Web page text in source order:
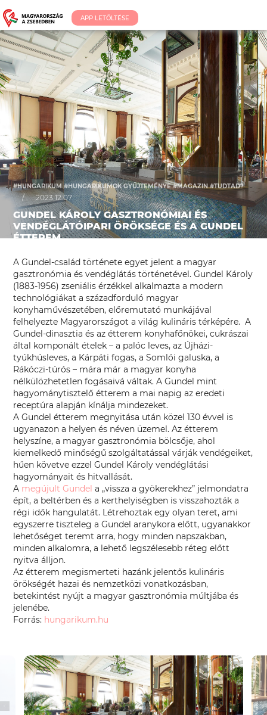
APP LETÖLTÉSE
#HUNGARIKUM #HUNGARIKUMOK GYŰJTEMÉNYE #MAGAZIN #TUDTAD?
/ 2023.12.07.
GUNDEL KÁROLY GASZTRONÓMIAI ÉS
VENDÉGLÁTÓIPARI ÖRÖKSÉGE ÉS A GUNDEL
ÉTTEREM
A Gundel-család története egyet jelent a magyar
gasztronómia és vendéglátás történetével. Gundel Károly
(1883-1956) zseniális érzékkel alkalmazta a modern
technológiákat a századforduló magyar
konyhaművészetében, előremutató munkájával
felhelyezte Magyarországot a világ kulináris térképére. A
Gundel-dinasztia és az étterem konyhafőnökei, cukrászai
által komponált ételek – a palóc leves, az Újházi-
tyúkhúsleves, a Kárpáti fogas, a Somlói galuska, a
Rákóczi-túrós – mára már a magyar konyha
nélkülözhetetlen fogásaivá váltak. A Gundel mint
hagyománytisztelő étterem a mai napig az eredeti
receptúra alapján kínálja mindezeket.
A Gundel étterem megnyitása után közel 130 évvel is
ugyanazon a helyen és néven üzemel. Az étterem
helyszíne, a magyar gasztronómia bölcsője, ahol
kiemelkedő minőségű szolgáltatással várják vendégeiket,
hűen követve ezzel Gundel Károly vendéglátási
hagyományait és hitvallását.
A megújult Gundel a „vissza a gyökerekhez” jelmondatra
épít, a beltérben és a kerthelyiségben is visszahozták a
régi idők hangulatát. Létrehoztak egy olyan teret, ami
egyszerre tiszteleg a Gundel aranykora előtt, ugyanakkor
lehetőséget teremt arra, hogy minden napszakban,
minden alkalomra, a lehető legszélesebb réteg előtt
nyitva álljon.
Az étterem megismerteti hazánk jelentős kulináris
örökségét hazai és nemzetközi vonatkozásban,
betekintést nyújt a magyar gasztronómia múltjába és
jelenébe.
Forrás: hungarikum.hu